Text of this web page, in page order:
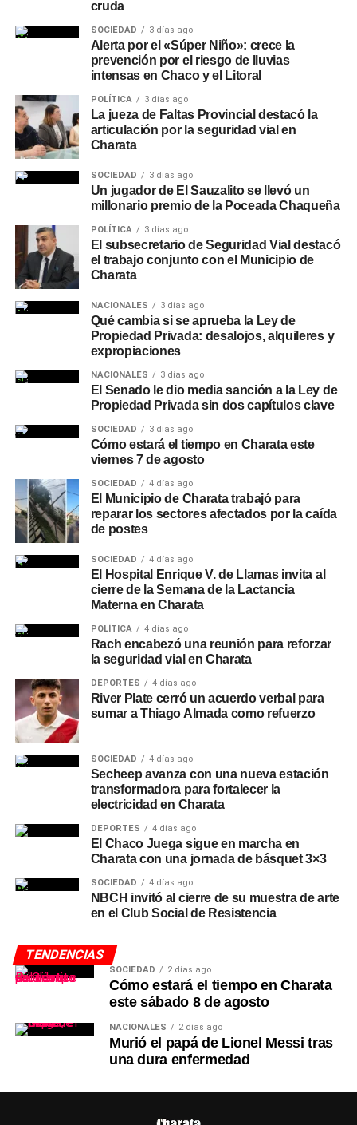
cruda
SOCIEDAD 3 días ago
Alerta por el «Súper Niño»: crece la
prevención por el riesgo de lluvias
intensas en Chaco y el Litoral
POLÍTICA 3 días ago
La jueza de Faltas Provincial destacó la
articulación por la seguridad vial en
Charata
SOCIEDAD 3 días ago
Un jugador de El Sauzalito se llevó un
millonario premio de la Poceada Chaqueña
POLÍTICA 3 días ago
El subsecretario de Seguridad Vial destacó
el trabajo conjunto con el Municipio de
Charata
NACIONALES 3 días ago
Qué cambia si se aprueba la Ley de
Propiedad Privada: desalojos, alquileres y
expropiaciones
NACIONALES 3 días ago
El Senado le dio media sanción a la Ley de
Propiedad Privada sin dos capítulos clave
SOCIEDAD 3 días ago
Cómo estará el tiempo en Charata este
viernes 7 de agosto
SOCIEDAD 4 días ago
El Municipio de Charata trabajó para
reparar los sectores afectados por la caída
de postes
SOCIEDAD 4 días ago
El Hospital Enrique V. de Llamas invita al
cierre de la Semana de la Lactancia
Materna en Charata
POLÍTICA 4 días ago
Rach encabezó una reunión para reforzar
la seguridad vial en Charata
DEPORTES 4 días ago
River Plate cerró un acuerdo verbal para
sumar a Thiago Almada como refuerzo
SOCIEDAD 4 días ago
Secheep avanza con una nueva estación
transformadora para fortalecer la
electricidad en Charata
DEPORTES 4 días ago
El Chaco Juega sigue en marcha en
Charata con una jornada de básquet 3×3
SOCIEDAD 4 días ago
NBCH invitó al cierre de su muestra de arte
en el Club Social de Resistencia
TENDENCIAS
SOCIEDAD 2 días ago
Cómo estará el tiempo en Charata
este sábado 8 de agosto
NACIONALES 2 días ago
Murió el papá de Lionel Messi tras
una dura enfermedad